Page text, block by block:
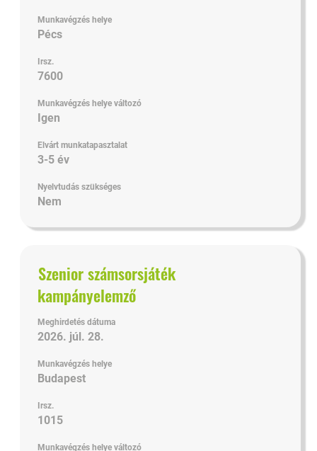
Munkavégzés helye
Pécs
Irsz.
7600
Munkavégzés helye változó
Igen
Elvárt munkatapasztalat
3-5 év
Nyelvtudás szükséges
Nem
állásinformáció
teljes
megtekintéséhez.
Cím
Szenior számsorsjáték
kampányelemző
Meghirdetés dátuma
2026. júl. 28.
Munkavégzés helye
Budapest
Irsz.
1015
Munkavégzés helye változó
Jelölje
ki
a
szóköz
billentyűvel
állásinformáció
teljes
megtekintéséhez.